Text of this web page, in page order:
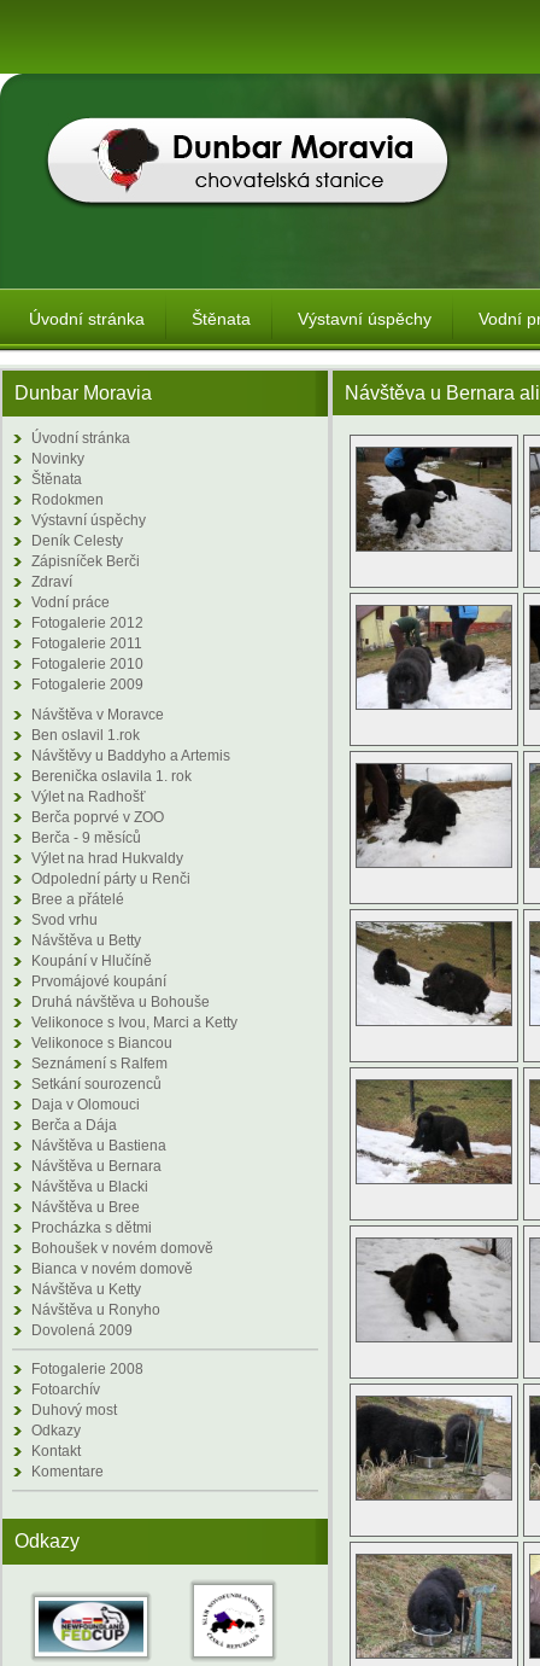
Úvodní stránka Štěnata Výstavní úspěchy Vodní
Dunbar Moravia
Úvodní stránka
Novinky
Štěnata
Rodokmen
Výstavní úspěchy
Deník Celesty
Zápisníček Berči
Zdraví
Vodní práce
Fotogalerie 2012
Fotogalerie 2011
Fotogalerie 2010
Fotogalerie 2009
Návštěva v Moravce
Ben oslavil 1.rok
Návštěvy u Baddyho a Artemis
Berenička oslavila 1. rok
Výlet na Radhošť
Berča poprvé v ZOO
Berča - 9 měsíců
Výlet na hrad Hukvaldy
Odpolední párty u Renči
Bree a přátelé
Svod vrhu
Návštěva u Betty
Koupání v Hlučíně
Prvomájové koupání
Druhá návštěva u Bohouše
Velikonoce s Ivou, Marci a Ketty
Velikonoce s Biancou
Seznámení s Ralfem
Setkání sourozenců
Daja v Olomouci
Berča a Dája
Návštěva u Bastiena
Návštěva u Bernara
Návštěva u Blacki
Návštěva u Bree
Procházka s dětmi
Bohoušek v novém domově
Bianca v novém domově
Návštěva u Ketty
Návštěva u Ronyho
Dovolená 2009
Fotogalerie 2008
Fotoarchív
Duhový most
Odkazy
Kontakt
Komentare
Odkazy
Návštěva u Bernara